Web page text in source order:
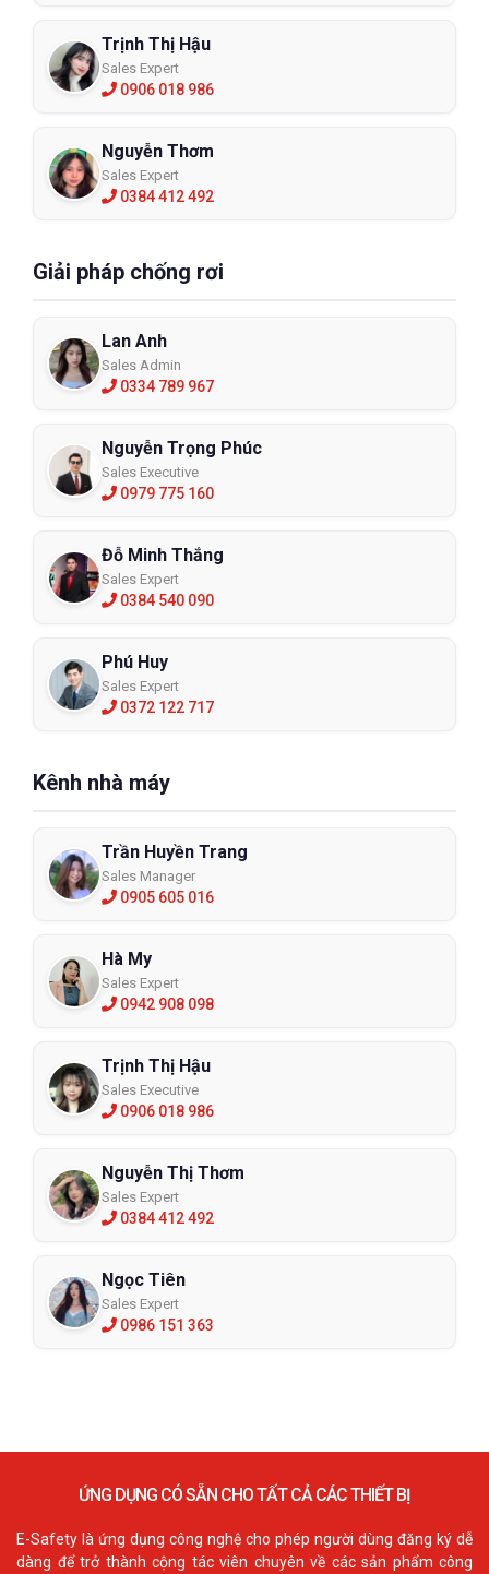
Trịnh Thị Hậu
Sales Expert
0906 018 986
Nguyễn Thơm
Sales Expert
0384 412 492
Giải pháp chống rơi
Lan Anh
Sales Admin
0334 789 967
Nguyễn Trọng Phúc
Sales Executive
0979 775 160
Đỗ Minh Thắng
Sales Expert
0384 540 090
Phú Huy
Sales Expert
0372 122 717
Kênh nhà máy
Trần Huyền Trang
Sales Manager
0905 605 016
Hà My
Sales Expert
0942 908 098
Trịnh Thị Hậu
Sales Executive
0906 018 986
Nguyễn Thị Thơm
Sales Expert
0384 412 492
Ngọc Tiên
Sales Expert
0986 151 363
ỨNG DỤNG CÓ SẴN CHO TẤT CẢ CÁC THIẾT BỊ
E-Safety là ứng dụng công nghệ cho phép người dùng đăng ký dễ
dàng để trở thành cộng tác viên chuyên về các sản phẩm công